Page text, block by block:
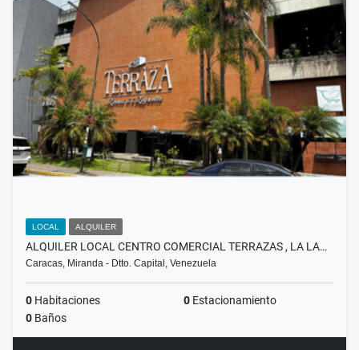
LOCAL ALQUILER
ALQUILER LOCAL CENTRO COMERCIAL TERRAZAS , LA LA…
Caracas, Miranda - Dtto. Capital, Venezuela
0 Habitaciones 0 Estacionamiento
0 Baños